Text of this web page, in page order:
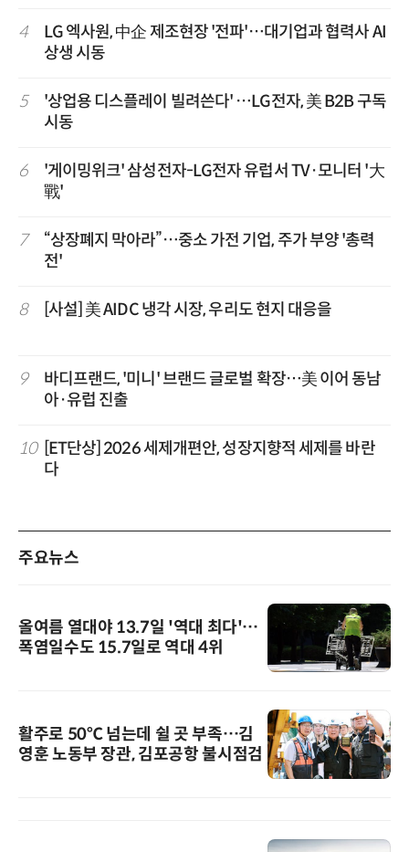
4
LG 엑사원, 中企 제조현장 '전파'…대기업과 협력사 AI
상생 시동
5
'상업용 디스플레이 빌려쓴다' …LG전자, 美 B2B 구독
시동
6
'게이밍위크' 삼성전자-LG전자 유럽서 TV·모니터 '大
戰'
7
“상장폐지 막아라”…중소 가전 기업, 주가 부양 '총력
전'
8 [사설] 美 AIDC 냉각 시장, 우리도 현지 대응을
9
바디프랜드, '미니' 브랜드 글로벌 확장…美 이어 동남
아·유럽 진출
10 [ET단상] 2026 세제개편안, 성장지향적 세제를 바란
다
주요뉴스
올여름 열대야 13.7일 '역대 최다'…
폭염일수도 15.7일로 역대 4위
활주로 50℃ 넘는데 쉴 곳 부족…김
영훈 노동부 장관, 김포공항 불시점검